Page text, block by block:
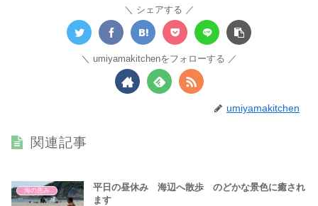
シェアする
umiyamakitchenをフォローする
umiyamakitchen
関連記事
海の恵み
平日の昼休み 海辺へ散歩 のどかな景色に癒され
ます